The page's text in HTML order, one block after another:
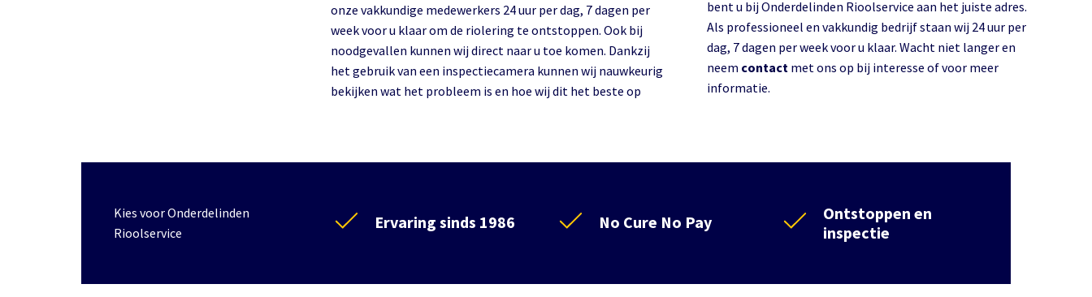
onze vakkundige medewerkers 24 uur per dag, 7 dagen per
week voor u klaar om de riolering te ontstoppen. Ook bij
noodgevallen kunnen wij direct naar u toe komen. Dankzij
het gebruik van een inspectiecamera kunnen wij nauwkeurig
bekijken wat het probleem is en hoe wij dit het beste op
bent u bij Onderdelinden Rioolservice aan het juiste adres.
Als professioneel en vakkundig bedrijf staan wij 24 uur per
dag, 7 dagen per week voor u klaar. Wacht niet langer en
neem contact met ons op bij interesse of voor meer
informatie.
Kies voor Onderdelinden
Rioolservice
Ervaring sinds 1986 No Cure No Pay
Ontstoppen en
inspectie